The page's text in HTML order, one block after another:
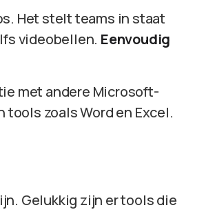
Het stelt teams in staat
videobellen. Eenvoudig
met andere Microsoft-
tools zoals Word en Excel.
Gelukkig zijn er tools die